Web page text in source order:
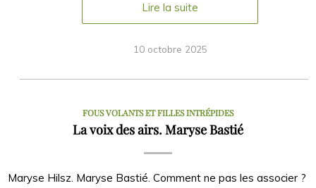
Lire la suite
10 octobre 2025
FOUS VOLANTS ET FILLES INTRÉPIDES
La voix des airs. Maryse Bastié
Maryse Hilsz. Maryse Bastié. Comment ne pas les associer ?